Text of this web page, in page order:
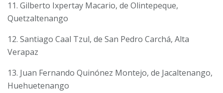
11. Gilberto Ixpertay Macario, de Olintepeque,
Quetzaltenango
12. Santiago Caal Tzul, de San Pedro Carchá, Alta
Verapaz
13. Juan Fernando Quinónez Montejo, de Jacaltenango,
Huehuetenango